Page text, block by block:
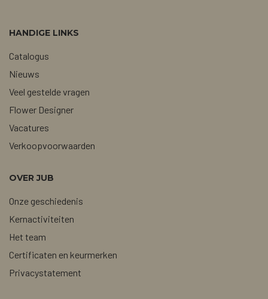
HANDIGE LINKS
Catalogus
Nieuws
Veel gestelde vragen
Flower Designer
Vacatures
Verkoopvoorwaarden
OVER JUB
Onze geschiedenis
Kernactiviteiten
Het team
Certificaten en keurmerken
Privacystatement